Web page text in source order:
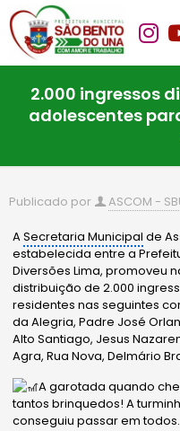
2.000 ingressos
adolescentes
Publicado por ASCOM -
ASecretaria Municipal de
estabelecida entre a
Diversões Lima, promoveu
distribuição de 2.000
residentes nas seguintes
da Alegria, Padre José
Alto Santiago, Jesus
Agra, Rua Nova, Delmário
A garotada quando
tantos brinquedos! A
conseguiu passar em todos.